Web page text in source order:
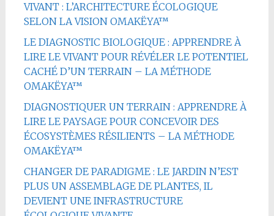
VIVANT : L’ARCHITECTURE ÉCOLOGIQUE
SELON LA VISION OMAKËYA™
LE DIAGNOSTIC BIOLOGIQUE : APPRENDRE À
LIRE LE VIVANT POUR RÉVÉLER LE POTENTIEL
CACHÉ D’UN TERRAIN – LA MÉTHODE
OMAKËYA™
DIAGNOSTIQUER UN TERRAIN : APPRENDRE À
LIRE LE PAYSAGE POUR CONCEVOIR DES
ÉCOSYSTÈMES RÉSILIENTS – LA MÉTHODE
OMAKËYA™
CHANGER DE PARADIGME : LE JARDIN N’EST
PLUS UN ASSEMBLAGE DE PLANTES, IL
DEVIENT UNE INFRASTRUCTURE